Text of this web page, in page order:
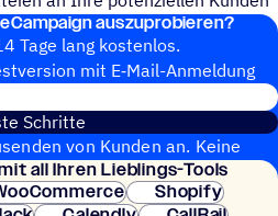
für Ihre potenziellen Kunden.
auszuprobieren?
Tage lang kostenlos.
mit E‑Mail-Anmel­dung
Schritte
von Kunden an. Keine
Sofortige Einrichtung.
all Ihren Lieblings-Tools
Shopify